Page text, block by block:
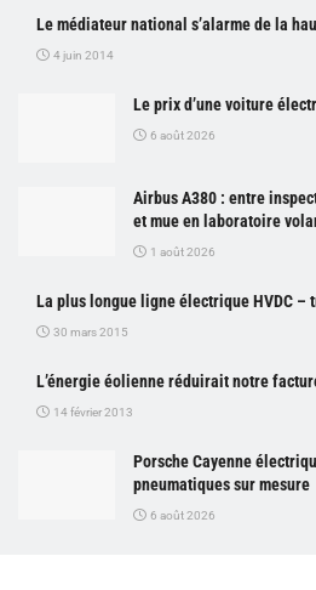
Le médiateur national s’alarme de la
4 juin 2014
Le prix d’une voiture
6 août 2026
Airbus A380 : entre
et mue en laboratoire
1 août 2026
La plus longue ligne électrique HVDC
30 mars 2015
L’énergie éolienne réduirait notre
14 février 2013
Porsche Cayenne
pneumatiques sur mesure
6 août 2026